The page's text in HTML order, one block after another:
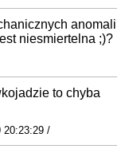
anomali
niesmiertelna ;)?
to chyba
20:23:29 /